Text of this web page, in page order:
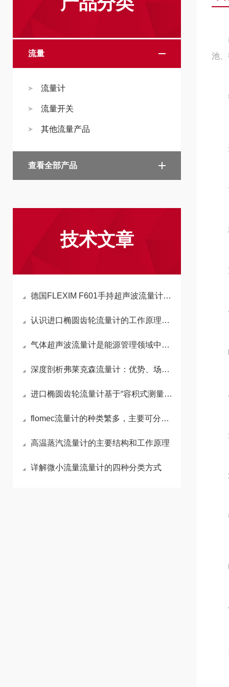
流量
流量计
流量开关
其他流量产品
查看全部产品
技术文章
德国FLEXIM F601手持超声波流量计现货采购，北京康安森值得了解
认识进口椭圆齿轮流量计的工作原理与应用
气体超声波流量计是能源管理领域中的核心设备
深度剖析弗莱克森流量计：优势、场景及操作要点
进口椭圆齿轮流量计基于“容积式测量”核心原理
flomec流量计的种类繁多，主要可分为以下几类
高温蒸汽流量计的主要结构和工作原理
详解微小流量流量计的四种分类方式
微
池
微
选
量
精
重
分
压
介
温
微
明
优
关